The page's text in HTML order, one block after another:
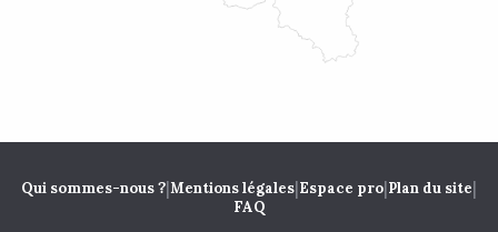
Qui sommes-nous ?|Mentions légales|Espace pro|Plan du site|
FAQ